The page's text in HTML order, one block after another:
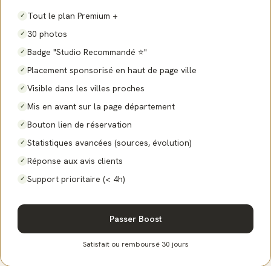
✓ Tout le plan Premium +
✓ 30 photos
✓ Badge "Studio Recommandé ⭐"
✓ Placement sponsorisé en haut de page ville
✓ Visible dans les villes proches
✓ Mis en avant sur la page département
✓ Bouton lien de réservation
✓ Statistiques avancées (sources, évolution)
✓ Réponse aux avis clients
✓ Support prioritaire (< 4h)
Passer Boost
Satisfait ou remboursé 30 jours